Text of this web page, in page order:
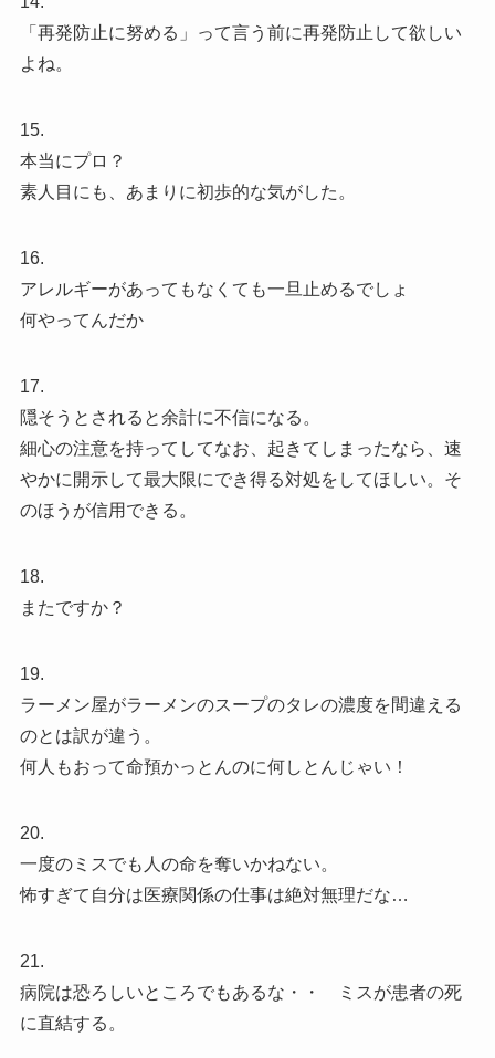
「再発防止に努める」って言う前に再発防止して欲しい
よね。
15.
本当にプロ？
素人目にも、あまりに初歩的な気がした。
16.
アレルギーがあってもなくても一旦止めるでしょ
何やってんだか
17.
隠そうとされると余計に不信になる。
細心の注意を持ってしてなお、起きてしまったなら、速
やかに開示して最大限にでき得る対処をしてほしい。そ
のほうが信用できる。
18.
またですか？
19.
ラーメン屋がラーメンのスープのタレの濃度を間違える
のとは訳が違う。
何人もおって命預かっとんのに何しとんじゃい！
20.
一度のミスでも人の命を奪いかねない。
怖すぎて自分は医療関係の仕事は絶対無理だな…
21.
病院は恐ろしいところでもあるな・・ ミスが患者の死
に直結する。